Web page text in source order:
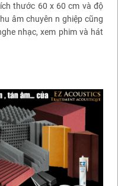
thước 60 x 60 cm và độ
âm chuyên n ghiệp cũng
nhạc, xem phim và hát